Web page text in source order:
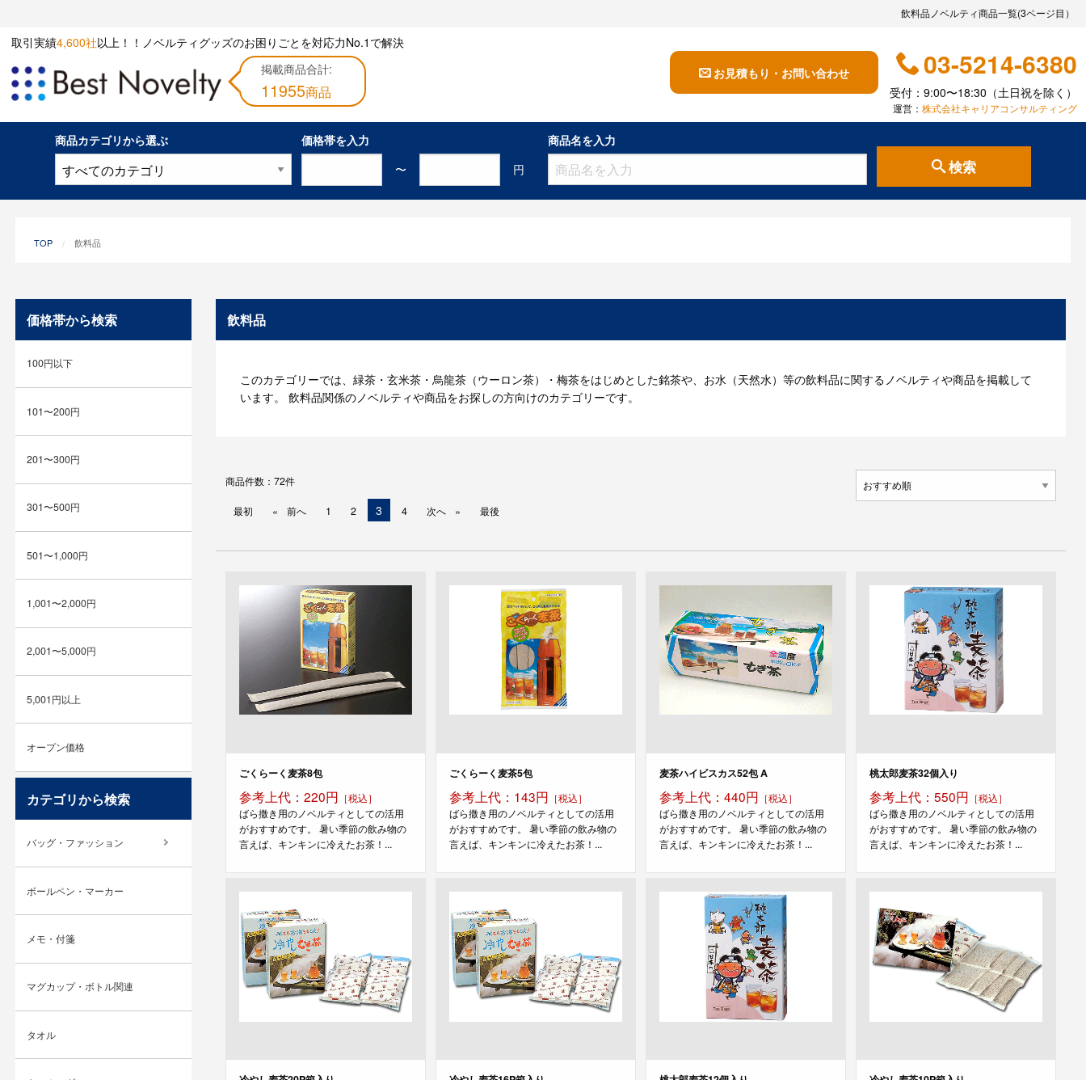
飲料品ノベルティ商品一覧(3ページ目）
取引実績4,600社以上！！ノベルティグッズのお困りごとを対応力No.1で解決
掲載商品合計:
11955商品
お見積もり・お問い合わせ 03-5214-6380
受付：9:00〜18:30（土日祝を除く）
運営：株式会社キャリアコンサルティング
商品カテゴリから選ぶ
価格帯を入力
〜
円
商品名を入力
検索
TOP 飲料品
飲料品
このカテゴリーでは、緑茶・玄米茶・烏龍茶（ウーロン茶）・梅茶をはじめとした銘茶や、お水（天然水）等の飲料品に関するノベルティや商品を掲載して
います。 飲料品関係のノベルティや商品をお探しの方向けのカテゴリーです。
商品件数：72件
最初 前へ 1 2
現
3 4 次へ 最後
ごくらーく麦茶8包
参考上代：220円 ［税込］
ばら撒き用のノベルティとしての活用
がおすすめです。 暑い季節の飲み物の
言えば、キンキンに冷えたお茶！...
ごくらーく麦茶5包
参考上代：143円 ［税込］
ばら撒き用のノベルティとしての活用
がおすすめです。 暑い季節の飲み物の
言えば、キンキンに冷えたお茶！...
麦茶ハイビスカス52包 A
参考上代：440円 ［税込］
ばら撒き用のノベルティとしての活用
がおすすめです。 暑い季節の飲み物の
言えば、キンキンに冷えたお茶！...
桃太郎麦茶32個入り
参考上代：550円 ［税込］
ばら撒き用のノベルティとしての活用
がおすすめです。 暑い季節の飲み物の
言えば、キンキンに冷えたお茶！...
価格帯から検索
100円以下
101〜200円
201〜300円
301〜500円
501〜1,000円
1,001〜2,000円
2,001〜5,000円
5,001円以上
オープン価格
カテゴリから検索
バッグ・ファッション
ボールペン・マーカー
メモ・付箋
マグカップ・ボトル関連
タオル